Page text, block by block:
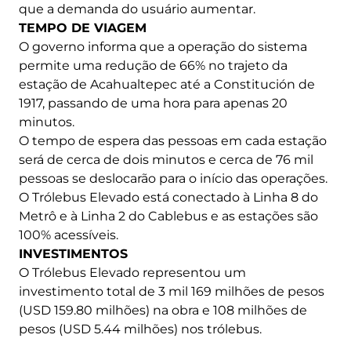
que a demanda do usuário aumentar.
TEMPO DE VIAGEM
O governo informa que a operação do sistema
permite uma redução de 66% no trajeto da
estação de Acahualtepec até a Constitución de
1917, passando de uma hora para apenas 20
minutos.
O tempo de espera das pessoas em cada estação
será de cerca de dois minutos e cerca de 76 mil
pessoas se deslocarão para o início das operações.
O Trólebus Elevado está conectado à Linha 8 do
Metrô e à Linha 2 do Cablebus e as estações são
100% acessíveis.
INVESTIMENTOS
O Trólebus Elevado representou um
investimento total de 3 mil 169 milhões de pesos
(USD 159.80 milhões) na obra e 108 milhões de
pesos (USD 5.44 milhões) nos trólebus.